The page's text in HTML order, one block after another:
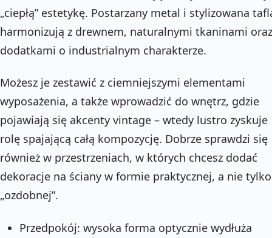
„ciepłą” estetykę. Postarzany metal i stylizowana
harmonizują z drewnem, naturalnymi tkaninami oraz
dodatkami o industrialnym charakterze.
Możesz je zestawić z ciemniejszymi elementami
wyposażenia, a także wprowadzić do wnętrz, gdzie
pojawiają się akcenty vintage – wtedy lustro zyskuje
rolę spajającą całą kompozycję. Dobrze sprawdzi się
również w przestrzeniach, w których chcesz dodać
dekoracje na ściany w formie praktycznej, a nie tylko
„ozdobnej”.
Przedpokój: wysoka forma optycznie wydłuża